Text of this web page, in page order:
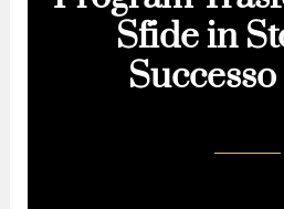
Sfide in